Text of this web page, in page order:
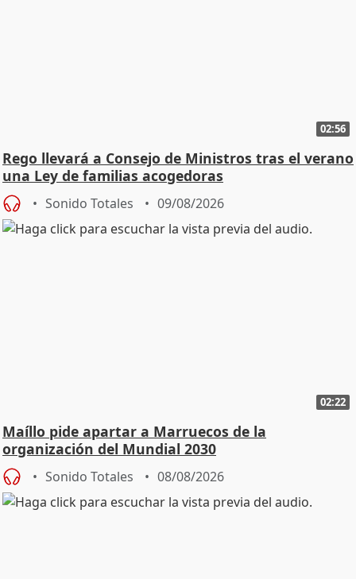
02:56
Rego llevará a Consejo de Ministros tras el verano
una Ley de familias acogedoras
Sonido Totales 09/08/2026
02:22
Maíllo pide apartar a Marruecos de la
organización del Mundial 2030
Sonido Totales 08/08/2026